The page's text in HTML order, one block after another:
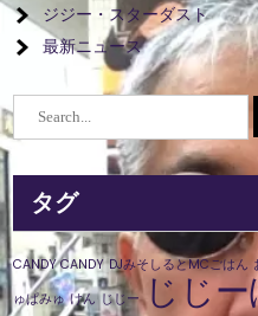
ジジー・スターダスト
最新ニュース
タグ
CANDY CANDY DJみそしるとMCごはん
ゅぱみゅ けん じじー じじ